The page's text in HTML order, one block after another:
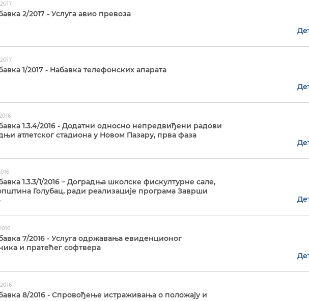
2/2017 - Услуга авио превоза
1/2017 - Набавка телефонских апарата
1.3.4/2016 - Додатни односно непредвиђени радови
атлетског стадиона у Новом Пазару, прва фаза
1.3.3/1/2016 – Доградња школске фискултурне сале,
Голубац, ради реализације програма Заврши
7/2016 - Услуга одржавања евиденционог
и пратећег софтвера
8/2016 - Спровођење истраживања о положају и